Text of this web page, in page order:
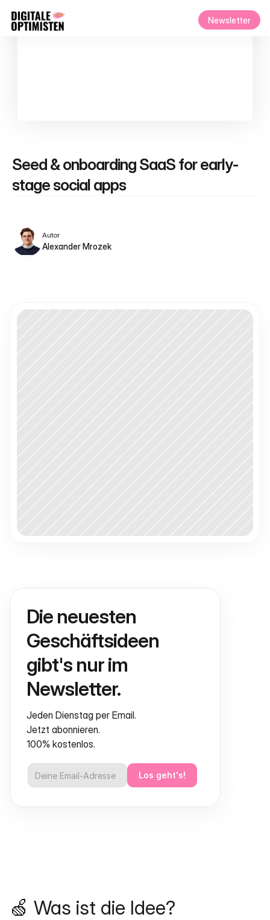
Newsletter
Seed & onboarding SaaS for early-
stage social apps
Autor
Alexander Mrozek
🍏 Was ist die Idee?
Die neuesten
Geschäftsideen
gibt's nur im
Newsletter.
Jeden Dienstag per Email.
Jetzt abonnieren.
100% kostenlos.
Los geht's!